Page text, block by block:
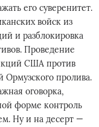
его суверенитет.
войск из
и разблокировка
Проведение
США против
Ормузского пролива.
оговорка,
форме контроль
Ну и на десерт —